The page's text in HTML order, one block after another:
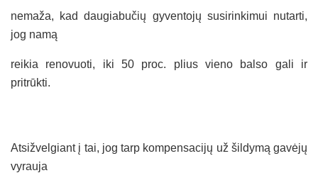
nemaža, kad daugiabučių gyventojų susirinkimui nutarti,
jog namą
reikia renovuoti, iki 50 proc. plius vieno balso gali ir
pritrūkti.
Atsižvelgiant į tai, jog tarp kompensacijų už šildymą gavėjų
vyrauja